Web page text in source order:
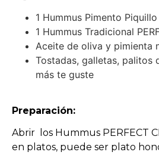
1 Hummus Pimento Piquillo
1 Hummus Tradicional
Aceite de oliva y pimienta
Tostadas, galletas, palitos
más te guste
Preparación:
Abrir los Hummus PERFECT
en platos, puede ser plato